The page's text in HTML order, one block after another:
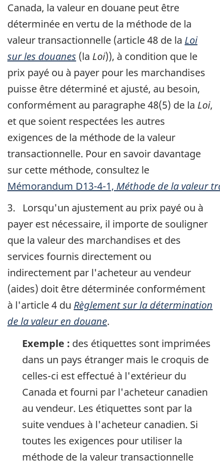
Canada, la valeur en douane peut être
déterminée en vertu de la méthode de la
valeur transactionnelle (article 48 de la Loi
sur les douanes (la Loi)), à condition que le
prix payé ou à payer pour les marchandises
puisse être déterminé et ajusté, au besoin,
conformément au paragraphe 48(5) de la Loi,
et que soient respectées les autres
exigences de la méthode de la valeur
transactionnelle. Pour en savoir davantage
sur cette méthode, consultez le
Mémorandum D13-4-1, Méthode de la valeur
3. Lorsqu'un ajustement au prix payé ou à
payer est nécessaire, il importe de souligner
que la valeur des marchandises et des
services fournis directement ou
indirectement par l'acheteur au vendeur
(aides) doit être déterminée conformément
à l'article 4 du Règlement sur la détermination
de la valeur en douane.
Exemple : des étiquettes sont imprimées
dans un pays étranger mais le croquis de
celles-ci est effectué à l'extérieur du
Canada et fourni par l'acheteur canadien
au vendeur. Les étiquettes sont par la
suite vendues à l'acheteur canadien. Si
toutes les exigences pour utiliser la
méthode de la valeur transactionnelle